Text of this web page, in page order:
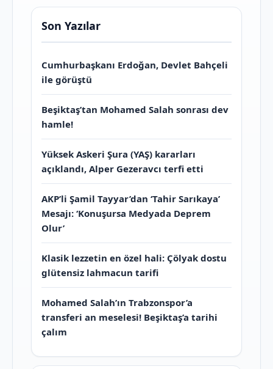
Son Yazılar
Cumhurbaşkanı Erdoğan, Devlet Bahçeli
ile görüştü
Beşiktaş’tan Mohamed Salah sonrası dev
hamle!
Yüksek Askeri Şura (YAŞ) kararları
açıklandı, Alper Gezeravcı terfi etti
AKP’li Şamil Tayyar’dan ‘Tahir Sarıkaya’
Mesajı: ‘Konuşursa Medyada Deprem
Olur’
Klasik lezzetin en özel hali: Çölyak dostu
glütensiz lahmacun tarifi
Mohamed Salah’ın Trabzonspor’a
transferi an meselesi! Beşiktaş’a tarihi
çalım